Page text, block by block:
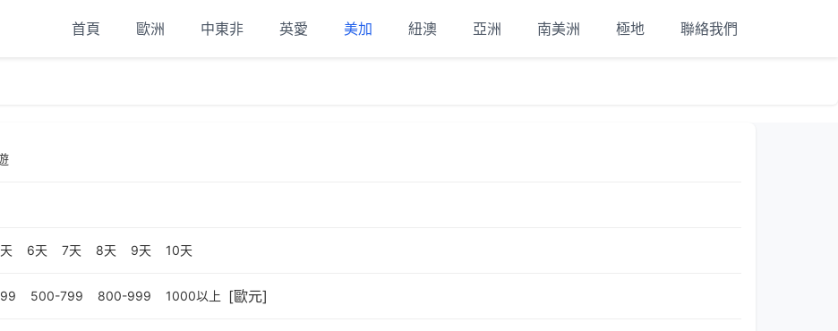
首頁 歐洲 中東非 英愛 美加 紐澳 亞洲 南美洲 極地 聯絡我們
6天 7天 8天 9天 10天
500-799 800-999 1000以上 [歐元]